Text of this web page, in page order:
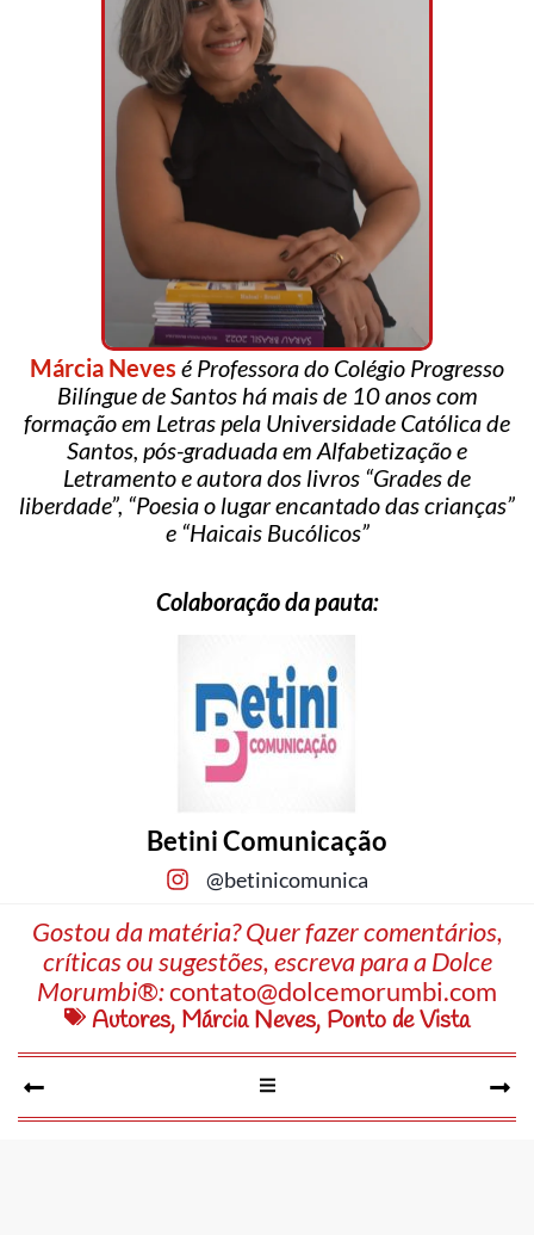
Márcia Neves é Professora do Colégio Progresso
Bilíngue de Santos há mais de 10 anos com
formação em Letras pela Universidade Católica de
Santos, pós-graduada em Alfabetização e
Letramento e autora dos livros “Grades de
liberdade”, “Poesia o lugar encantado das crianças”
e “Haicais Bucólicos”
Colaboração da pauta:
Betini Comunicação
@betinicomunica
Gostou da matéria? Quer fazer comentários,
críticas ou sugestões, escreva para a Dolce
Morumbi®:contato@dolcemorumbi.com
Autores, Márcia Neves, Ponto de Vista